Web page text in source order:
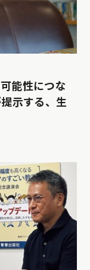
能性につな
示する、生